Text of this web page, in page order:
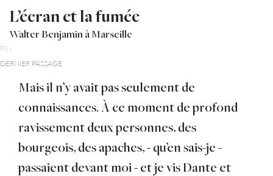
L’écran et la fumée
Walter Benjamin à Marseille
FIN
DERNIER PASSAGE
Mais il n’y avait pas seulement de
connaissances. À ce moment de profond
ravissement deux personnes, des
bourgeois, des apaches, - qu’en sais-je -
passaient devant moi - et je vis Dante et